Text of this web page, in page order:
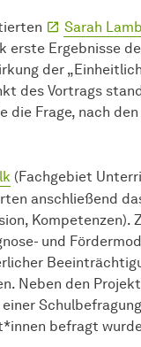
Sarah Lamb
erste Ergebnisse
der
des Vortrags
die Frage, nach
(Fachgebiet
anschließend
und
Neben den
einer
befragt